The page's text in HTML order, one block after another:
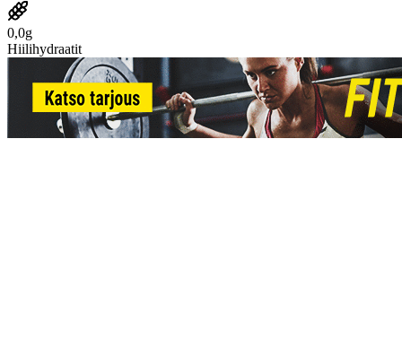
0,0g
Hiilihydraatit